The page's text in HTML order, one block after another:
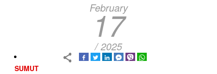
February
17
/ 2025
SUMUT